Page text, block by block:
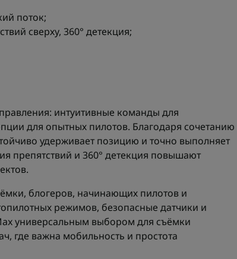
поток;
сверху, 360° детекция;
интуитивные команды для
для опытных пилотов. Благодаря сочетанию
удерживает позицию и точно выполняет
препятствий и 360° детекция повышают
блогеров, начинающих пилотов и
режимов, безопасные датчики и
универсальным выбором для съёмки
где важна мобильность и простота